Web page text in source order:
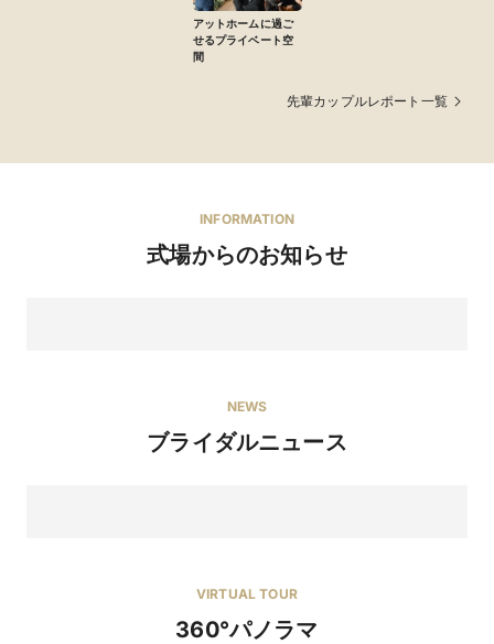
アットホームに過ご
せるプライベート空
間
先輩カップルレポート一覧
INFORMATION
式場からのお知らせ
≡≡≡≡≡【来館特典】◆2万円コース相当の豪華黒毛和牛
NEWS
ブライダルニュース
VIRTUAL TOUR
360°パノラマ